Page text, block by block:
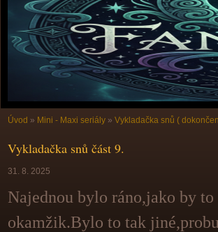
Úvod » Mini - Maxi seriály » Vykladačka snů (
Vykladačka snů část 9.
31. 8. 2025
Najednou bylo ráno,jako by
okamžik.Bylo to tak